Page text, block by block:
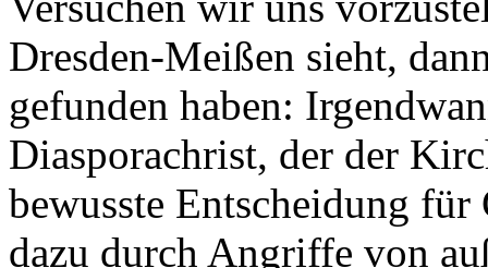
Dresden-Meißen sieht,
gefunden haben:
Diasporachrist, der der
bewusste Entscheidung
dazu durch Angriffe von